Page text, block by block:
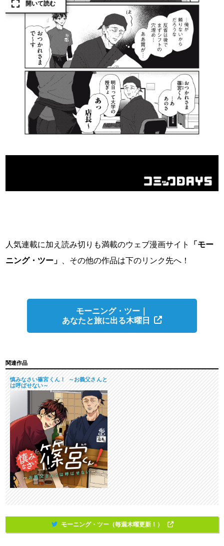
人気連載に加え読み切りも満載のウェブ漫画サイト
「モー
ニング・ツー」
、その他の作品は下のリンク先へ！
モーニング・ツー｜
あなたと旅に出る木曜日
関連作品
慎みなさい篠宮くん！ ～お義父さんと
は呼ばせない～
モーニング・ツー（毎週木曜更新！）